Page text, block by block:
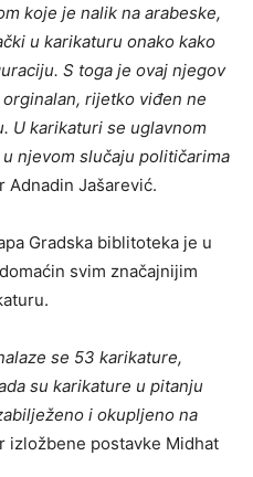
koje je nalik na arabeske,
u karikaturu onako kako
S toga je ovaj njegov
rijetko viđen ne
U karikaturi se uglavnom
njevom slučaju političarima
Adnadin Jašarević.
Gradska biblitoteka je u
svim značajnijim
se 53 karikature,
su karikature u pitanju
i okupljeno na
izložbene postavke Midhat